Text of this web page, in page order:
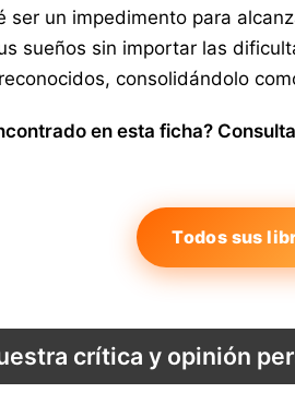
un impedimento para
sueños sin importar las
consolidándolo
en esta ficha?
Todos sus
crítica y opinión